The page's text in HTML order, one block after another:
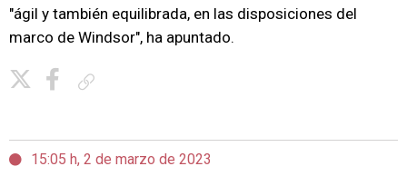
"ágil y también equilibrada, en las disposiciones del
marco de Windsor", ha apuntado.
15:05 h, 2 de marzo de 2023